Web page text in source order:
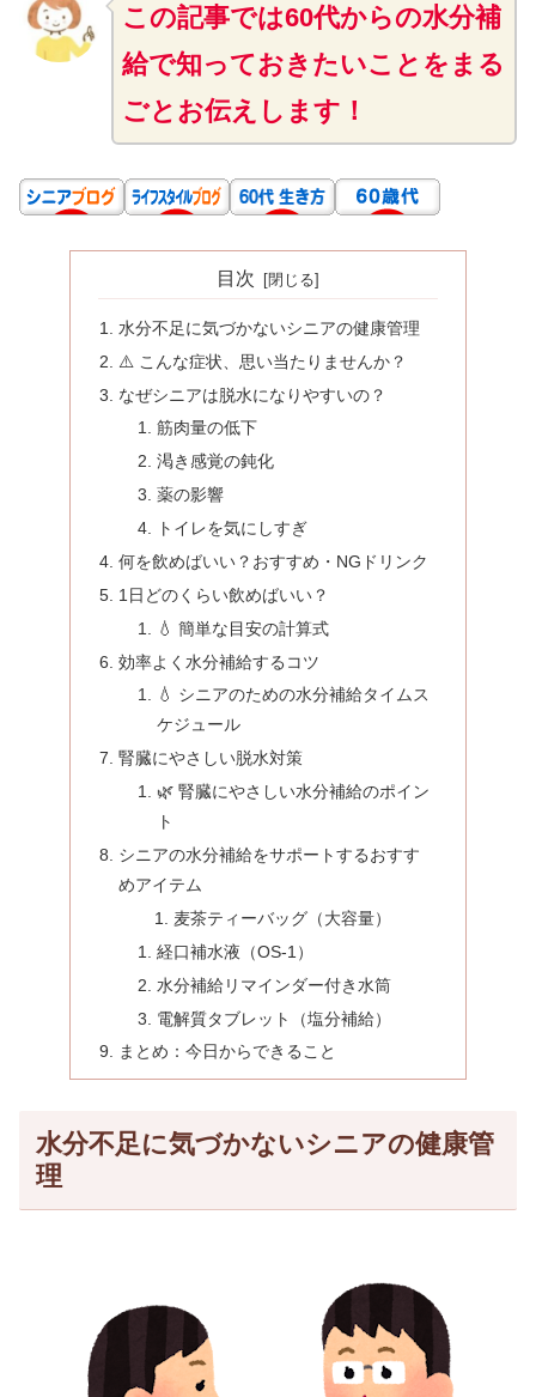
この記事では60代からの水分補
給で知っておきたいことをまる
ごとお伝えします！
目次
水分不足に気づかないシニアの健康管理
⚠️ こんな症状、思い当たりませんか？
なぜシニアは脱水になりやすいの？
筋肉量の低下
渇き感覚の鈍化
薬の影響
トイレを気にしすぎ
何を飲めばいい？おすすめ・NGドリンク
1日どのくらい飲めばいい？
💧 簡単な目安の計算式
効率よく水分補給するコツ
💧 シニアのための水分補給タイムス
ケジュール
腎臓にやさしい脱水対策
🌿 腎臓にやさしい水分補給のポイン
ト
シニアの水分補給をサポートするおすす
めアイテム
麦茶ティーバッグ（大容量）
経口補水液（OS-1）
水分補給リマインダー付き水筒
電解質タブレット（塩分補給）
まとめ：今日からできること
水分不足に気づかないシニアの健康管
理